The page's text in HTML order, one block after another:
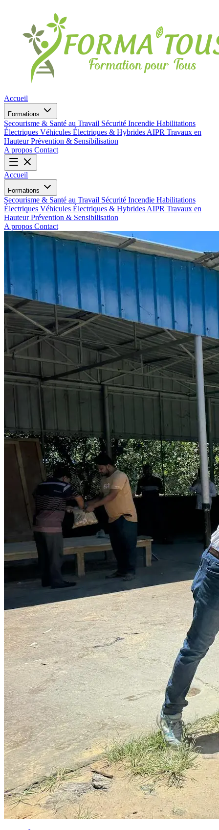
Accueil
Formations
Secourisme & Santé au Travail Sécurité Incendie Habilitations
Électriques Véhicules Électriques & Hybrides AIPR Travaux en
HauteurPrévention & Sensibilisation
A propos Contact
Accueil
Formations
Secourisme & Santé au Travail Sécurité Incendie Habilitations
Électriques Véhicules Électriques & Hybrides AIPR Travaux en
HauteurPrévention & Sensibilisation
A propos Contact